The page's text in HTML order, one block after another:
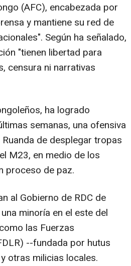
(AFC), encabezada por
y mantiene su red de
Según ha señalado,
"tienen libertad para
censura ni narrativas
ha logrado
semanas, una ofensiva
de desplegar tropas
M23, en medio de los
proceso de paz.
al Gobierno de RDC de
minoría en el este del
las Fuerzas
--fundada por hutus
otras milicias locales.